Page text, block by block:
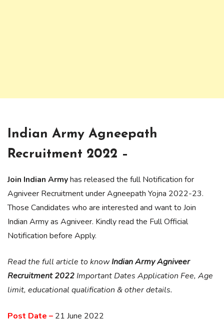
Indian Army Agneepath
Recruitment 2022 –
Join Indian Armyhas released the full Notification for
Agniveer Recruitment under Agneepath Yojna 2022-23.
Those Candidates who are interested and want to Join
Indian Army as Agniveer. Kindly read the Full Official
Notification before Apply.
Read the full article to knowIndian Army Agniveer
Recruitment 2022 Important Dates Application Fee, Age
limit, educational qualification & other details.
Post Date – 21 June 2022